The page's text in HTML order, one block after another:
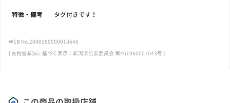
特徴・備考 タグ付きです！
WEB No.2040180000018646
[ 古物営業法に基づく表示：新潟県公安委員会 第461060001043号 ]